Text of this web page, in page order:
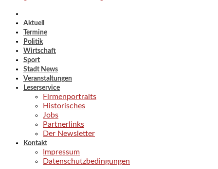
Aktuell
Termine
Politik
Wirtschaft
Sport
Stadt News
Veranstaltungen
Leserservice
Firmenportraits
Historisches
Jobs
Partnerlinks
Der Newsletter
Kontakt
Impressum
Datenschutzbedingungen